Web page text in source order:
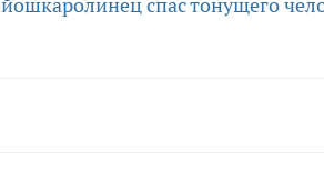
йошкаролинец спас тонущего